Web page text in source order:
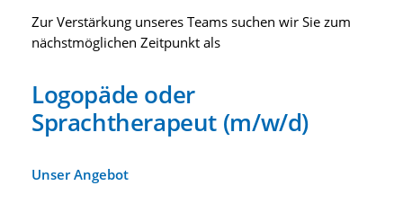
Zur Verstärkung unseres Teams suchen wir Sie zum
nächstmöglichen Zeitpunkt als
Logopäde oder
Sprachtherapeut (m/w/d)
Unser Angebot